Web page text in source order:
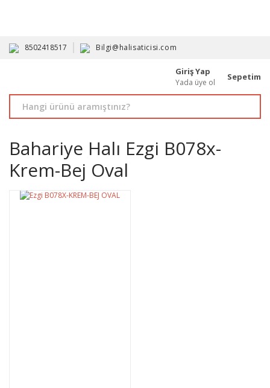
8502418517 Bilgi@halisaticisi.com
Giriş Yap
Yada üye ol
Sepetim
Bahariye Halı Ezgi B078x-
Krem-Bej Oval